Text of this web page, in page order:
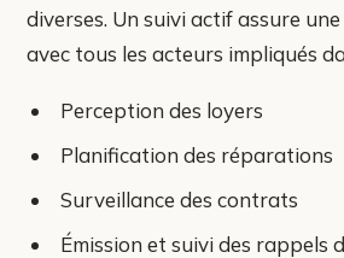
diverses. Un suivi actif assure
avec tous les acteurs impliqués
Perception des loyers
Planification des réparations
Surveillance des contrats
Émission et suivi des rappels